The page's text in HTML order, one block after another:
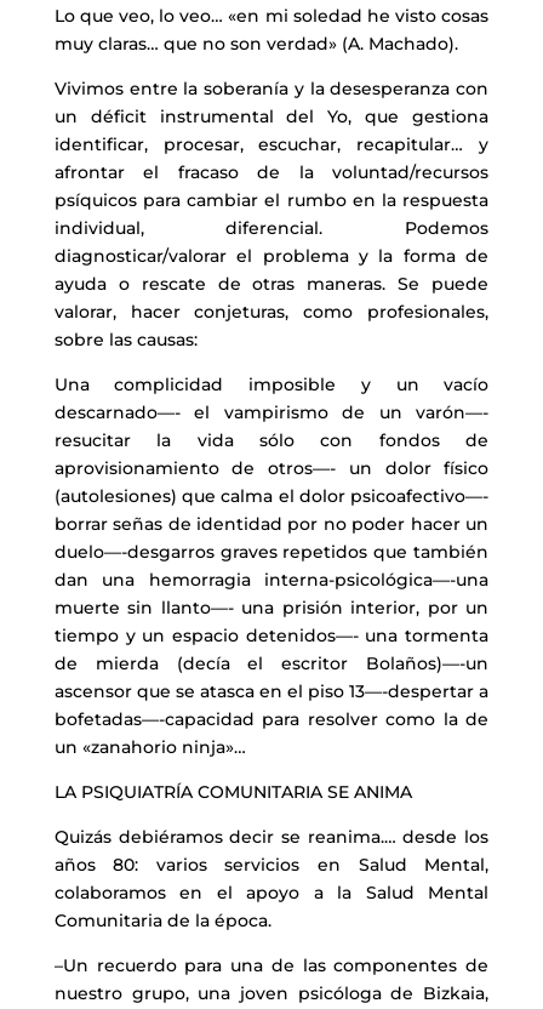
Lo que veo, lo veo… «en mi soledad he visto cosas
muy claras… que no son verdad» (A. Machado).
Vivimos entre la soberanía y la desesperanza con
un déficit instrumental del Yo, que gestiona
identificar, procesar, escuchar, recapitular… y
afrontar el fracaso de la voluntad/recursos
psíquicos para cambiar el rumbo en la respuesta
individual, diferencial. Podemos
diagnosticar/valorar el problema y la forma de
ayuda o rescate de otras maneras. Se puede
valorar, hacer conjeturas, como profesionales,
sobre las causas:
Una complicidad imposible y un vacío
descarnado—- el vampirismo de un varón—-
resucitar la vida sólo con fondos de
aprovisionamiento de otros—- un dolor físico
(autolesiones) que calma el dolor psicoafectivo—-
borrar señas de identidad por no poder hacer un
duelo—-desgarros graves repetidos que también
dan una hemorragia interna-psicológica—-una
muerte sin llanto—- una prisión interior, por un
tiempo y un espacio detenidos—- una tormenta
de mierda (decía el escritor Bolaños)—-un
ascensor que se atasca en el piso 13—-despertar a
bofetadas—-capacidad para resolver como la de
un «zanahorio ninja»…
LA PSIQUIATRÍA COMUNITARIA SE ANIMA
Quizás debiéramos decir se reanima.… desde los
años 80: varios servicios en Salud Mental,
colaboramos en el apoyo a la Salud Mental
Comunitaria de la época.
–Un recuerdo para una de las componentes de
nuestro grupo, una joven psicóloga de Bizkaia,